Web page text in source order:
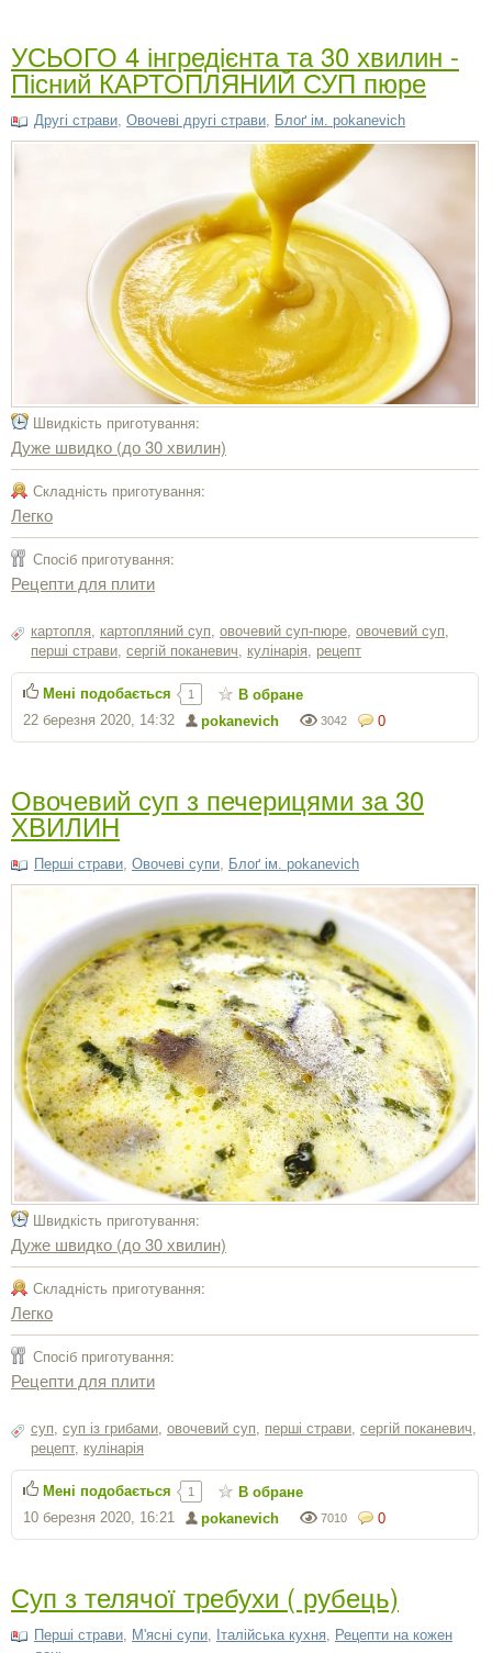
УСЬОГО 4 інгредієнта та 30 хвилин -
Пісний КАРТОПЛЯНИЙ СУП пюре
Другі страви Овочеві другі страви Блоґ ім. pokanevich
Швидкість приготування:
Дуже швидко (до 30 хвилин)
Складність приготування:
Легко
Спосіб приготування:
Рецепти для плити
картопля, картопляний суп, овочевий суп-пюре, овочевий суп,
перші страви, сергiй поканевич, кулінарія, рецепт
0
3042
pokanevich
22 березня 2020, 14:32
Мені подобається 1 В обране
Овочевий суп з печерицями за 30
ХВИЛИН
Перші страви, Овочеві супи, Блоґ ім. pokanevich
Швидкість приготування:
Дуже швидко (до 30 хвилин)
Складність приготування:
Легко
Спосіб приготування:
Рецепти для плити
суп, суп із грибами, овочевий суп, перші страви, сергiй поканевич,
рецепт, кулінарія
0
7010
pokanevich
10 березня 2020, 16:21
Мені подобається 1 В обране
Суп з телячої требухи ( рубець)
Перші страви, М'ясні супи, Італійська кухня, Рецепти на кожен